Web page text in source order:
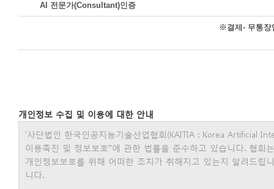
AI 전문가(Consultant)인증
※결제- 무통장
개인정보 수집 및 이용에 대한 안내
'사단법인 한국인공지능기술산업협회(KAITIA : Korea Artificial
이용촉진 및 정보보호"에 관한 법률을 준수하고 있습니다. 협회
개인정보보호를 위해 어떠한 조치가 취해지고 있는지 알려드립
니다.